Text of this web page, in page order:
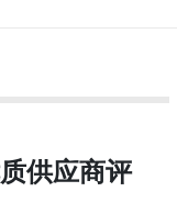
供应商评